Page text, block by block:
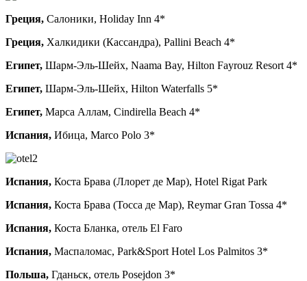
Греция, Салоники, Holiday Inn 4*
Греция, Халкидики (Кассандра), Pallini Beach 4*
Египет, Шарм-Эль-Шейх, Naama Bay, Hilton Fayrouz Resort 4*
Египет, Шарм-Эль-Шейх, Hilton Waterfalls 5*
Египет, Марса Аллам, Cindirella Beach 4*
Испания, Ибица, Marco Polo 3*
Испания, Коста Брава (Ллорет де Мар), Hotel Rigat Park
Испания, Коста Брава (Тосса де Мар), Reymar Gran Tossa 4*
Испания, Коста Бланка, отель El Faro
Испания, Маспаломас, Park&Sport Hotel Los Palmitos 3*
Польша, Гданьск, отель Posejdon 3*